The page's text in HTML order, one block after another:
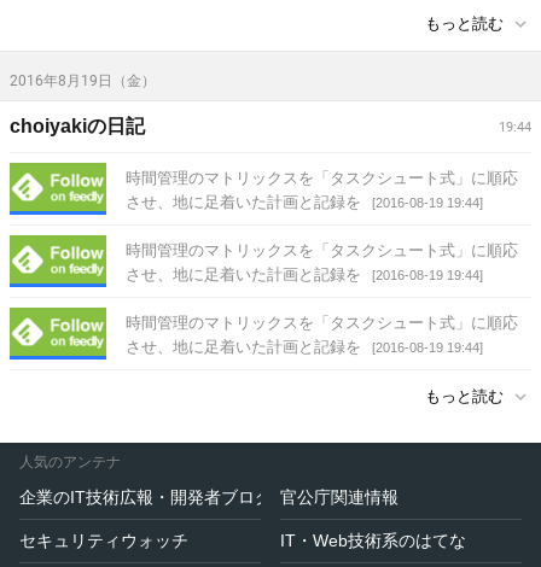
もっと読む
2016年8月19日（金）
19:44
choiyakiの日記
時間管理のマトリックスを「タスクシュート式」に順応
させ、地に足着いた計画と記録を
[2016-08-19 19:44]
時間管理のマトリックスを「タスクシュート式」に順応
させ、地に足着いた計画と記録を
[2016-08-19 19:44]
時間管理のマトリックスを「タスクシュート式」に順応
させ、地に足着いた計画と記録を
[2016-08-19 19:44]
もっと読む
人気のアンテナ
企業のIT技術広報・開発者ブログ 官公庁関連情報
セキュリティウォッチ IT・Web技術系のはてな